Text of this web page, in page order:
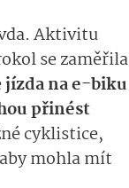
Aktivitu
se zaměřila
jízda na e-biku
přinést
cyklistice,
mohla mít